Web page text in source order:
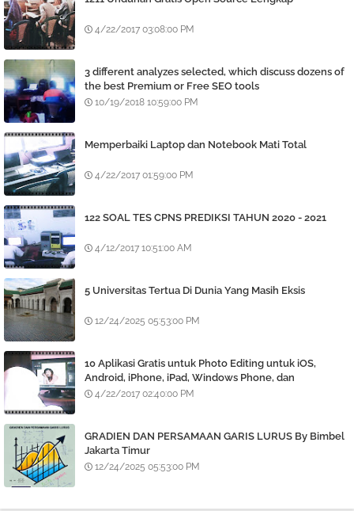
4/22/2017 03:08:00 PM
3 different analyzes selected, which discuss dozens of
the best Premium or Free SEO tools
10/19/2018 10:59:00 PM
Memperbaiki Laptop dan Notebook Mati Total
4/22/2017 01:59:00 PM
122 SOAL TES CPNS PREDIKSI TAHUN 2020 - 2021
4/12/2017 10:51:00 AM
5 Universitas Tertua Di Dunia Yang Masih Eksis
12/24/2025 05:53:00 PM
10 Aplikasi Gratis untuk Photo Editing untuk iOS,
Android, iPhone, iPad, Windows Phone, dan
BlackBerry
4/22/2017 02:40:00 PM
GRADIEN DAN PERSAMAAN GARIS LURUS By Bimbel
Jakarta Timur
12/24/2025 05:53:00 PM